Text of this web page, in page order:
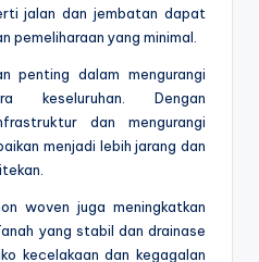
jalan dan jembatan dapat
pemeliharaan yang minimal.
penting dalam mengurangi
keseluruhan. Dengan
dan mengurangi
menjadi lebih jarang dan
woven juga meningkatkan
yang stabil dan drainase
kecelakaan dan kegagalan